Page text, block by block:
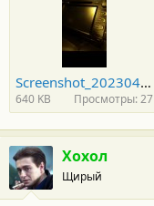
Screenshot_20230414-203717.jpg
640 KB Просмотры: 27
Хохол
Щирый